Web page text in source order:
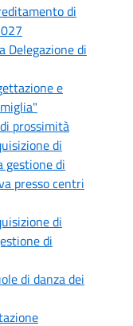
di
Delegazione di
e
prossimità
di
gestione di
presso centri
di
di
di danza dei